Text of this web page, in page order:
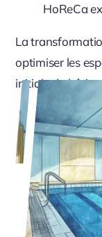
HoReCa
La
optimiser les
initiale du